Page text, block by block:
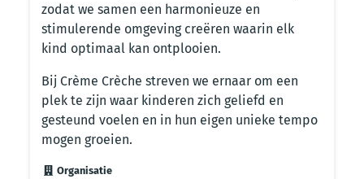
zodat we samen een harmonieuze en
stimulerende omgeving creëren waarin elk
kind optimaal kan ontplooien.
Bij Crème Crèche streven we ernaar om een
plek te zijn waar kinderen zich geliefd en
gesteund voelen en in hun eigen unieke tempo
mogen groeien.
Organisatie